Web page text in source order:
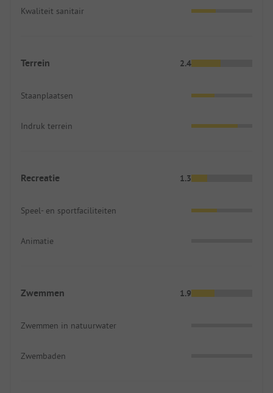
Kwaliteit sanitair
Terrein 2.4
Staanplaatsen
Indruk terrein
Recreatie 1.3
Speel- en sportfaciliteiten
Animatie
Zwemmen 1.9
Zwemmen in natuurwater
Zwembaden